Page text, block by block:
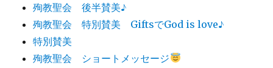
殉教聖会 後半賛美♪
殉教聖会 特別賛美 GiftsでGod is love♪
特別賛美
殉教聖会 ショートメッセージ